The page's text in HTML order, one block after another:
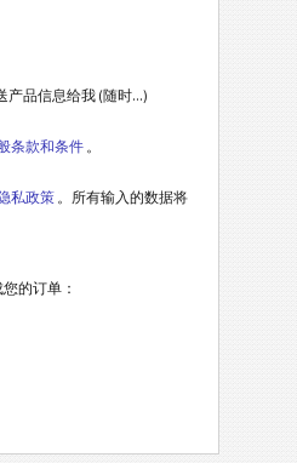
产品信息给我 (随时...)
条款和条件 。
私政策 。所有输入的数据将
的订单：